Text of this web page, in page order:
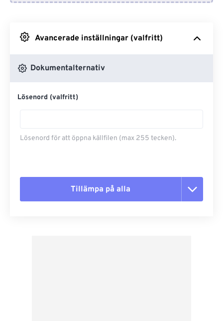
Från Google Drive
Avancerade inställningar (valfritt)
Dokumentalternativ
Lösenord (valfritt)
Lösenord för att öppna källfilen (max 255 tecken).
Tillämpa på alla